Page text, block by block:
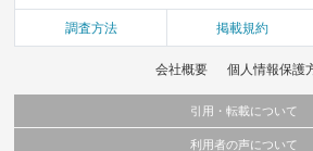
調査方法 掲載規約
会社概要 個人情報保護
引用・転載について
当サイトで公開されている情報（文字、写真、イラスト
利用者の声について